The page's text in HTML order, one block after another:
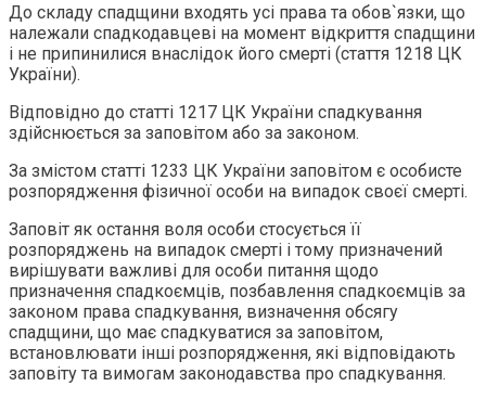
До складу спадщини входять усі права та обов`язки, що
належали спадкодавцеві на момент відкриття спадщини
і не припинилися внаслідок його смерті (стаття 1218 ЦК
України).
Відповідно до статті 1217 ЦК України спадкування
здійснюється за заповітом або за законом.
За змістом статті 1233 ЦК України заповітом є особисте
розпорядження фізичної особи на випадок своєї смерті.
Заповіт як остання воля особи стосується її
розпоряджень на випадок смерті і тому призначений
вирішувати важливі для особи питання щодо
призначення спадкоємців, позбавлення спадкоємців за
законом права спадкування, визначення обсягу
спадщини, що має спадкуватися за заповітом,
встановлювати інші розпорядження, які відповідають
заповіту та вимогам законодавства про спадкування.